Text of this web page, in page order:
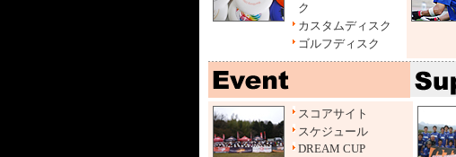
ク
カスタムディスク
ゴルフディスク
スコアサイト
スケジュール
DREAM CUP